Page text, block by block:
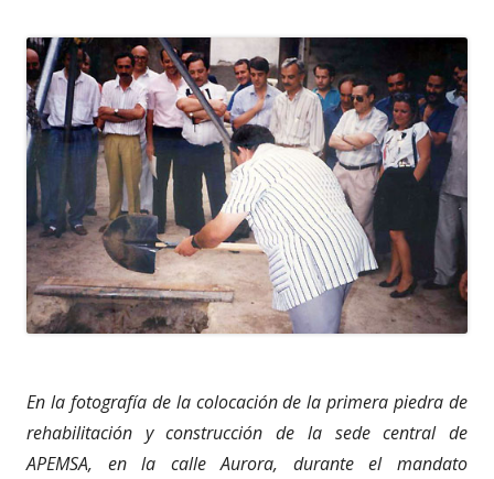
En la fotografía de la colocación de la primera piedra de
rehabilitación y construcción de la sede central de
APEMSA, en la calle Aurora, durante el mandato